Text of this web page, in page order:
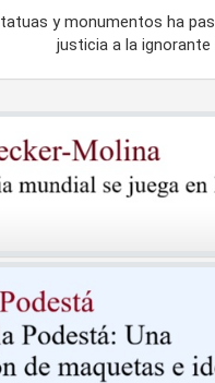
y monumentos ha
justicia a la ignorante